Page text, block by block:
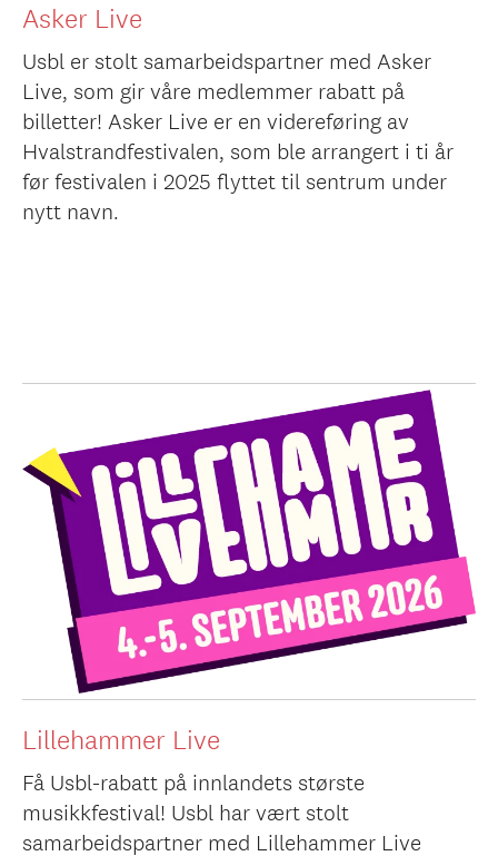
Asker Live
Usbl er stolt samarbeidspartner med Asker
Live, som gir våre medlemmer rabatt på
billetter! Asker Live er en videreføring av
Hvalstrandfestivalen, som ble arrangert i ti år
før festivalen i 2025 flyttet til sentrum under
nytt navn.
Lillehammer Live
Få Usbl-rabatt på innlandets største
musikkfestival! Usbl har vært stolt
samarbeidspartner med Lillehammer Live